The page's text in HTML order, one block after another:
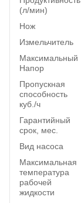
(л/мин)
Нож
Измельчитель
Максимальный
Напор
Пропускная
способность
куб./ч
Гарантийный
срок, мес.
Вид насоса
Максимальная
температура
рабочей
жидкости